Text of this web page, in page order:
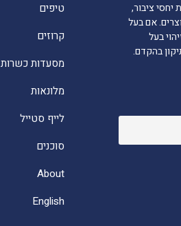
טיפים
קרוזים
מסעדות כשרות
מלונאות
לייף סטייל
סוכנים
About
English
יחסי ציבור,
לחוק זכות יוצרים. אם בעל
בעל
בהקדם.